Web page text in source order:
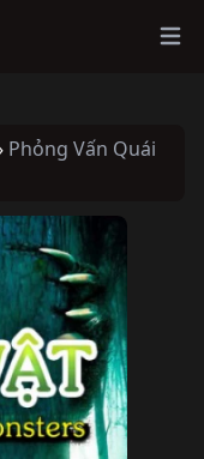
Phỏng Vấn Quái